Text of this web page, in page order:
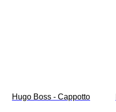
Hugo Boss - Cappotto